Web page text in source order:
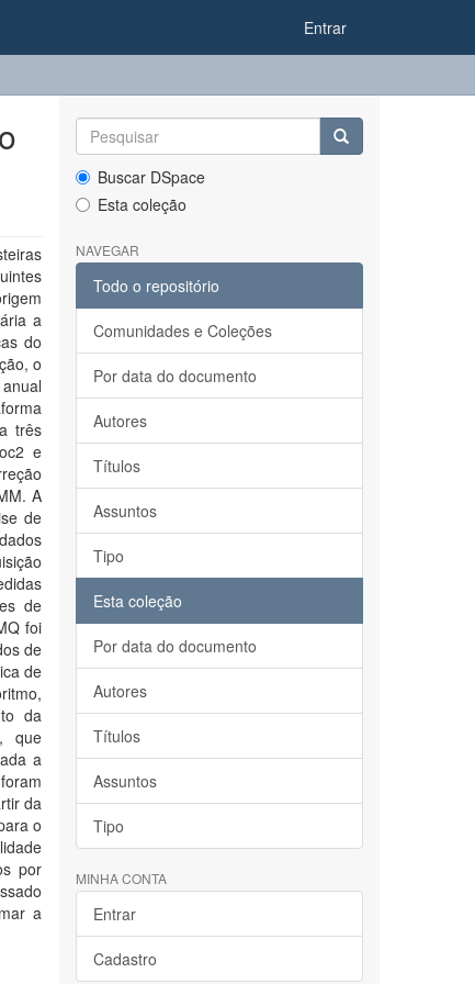
Entrar
a
do
o
três
e
A
de
de
foi
de
de
da
que
a
da
o
por
a
Buscar DSpace
Esta coleção
NAVEGAR
Todo o repositório
Comunidades e Coleções
Por data do documento
Autores
Títulos
Assuntos
Tipo
Esta coleção
Por data do documento
Autores
Títulos
Assuntos
Tipo
MINHA CONTA
Entrar
Cadastro